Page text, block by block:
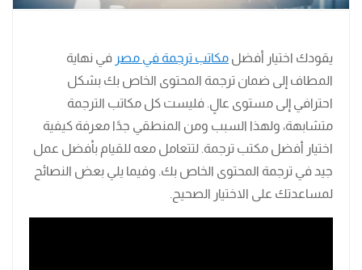
يقودك اختيار أفضل مكاتب ترجمة في مصر في نهاية
المطاف إلى ضمان ترجمة المحتوى الخاص بك بشكل
احترافي إلى مستوى عالٍ. فليست كل مكاتب الترجمة
متشابهة، ولهذا السبب ومن المنطقي جدًا معرفة كيفية
اختيار أفضل مكتب ترجمة. لتتعامل معه للقيام بأفضل عمل
جيد في ترجمة المحتوى الخاص بك. وفيما يلي بعض النصائح
لمساعدتك على الاختيار الصحيح.